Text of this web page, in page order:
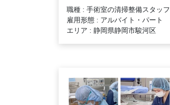
職種 : 手術室の清掃整備スタッフ
雇用形態 : アルバイト・パート
エリア : 静岡県静岡市駿河区